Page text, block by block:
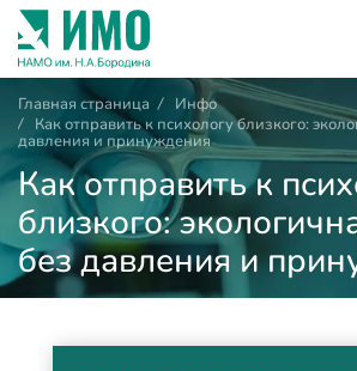
Главная страница /
Инфо
/
Как отправить к психологу близкого:
давления и принуждения
Как отправить к
близкого:
без давления и